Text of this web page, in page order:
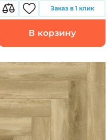
Заказ в 1 клик
В корзину